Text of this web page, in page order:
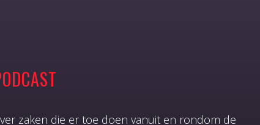
zaken die er toe doen vanuit en rondom de